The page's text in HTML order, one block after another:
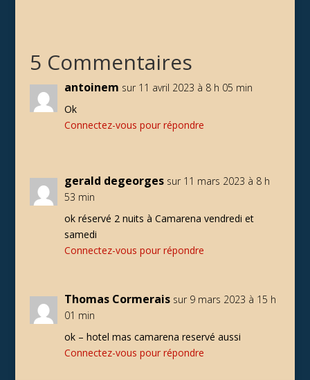
5 Commentaires
antoinem sur 11 avril 2023 à 8 h 05 min
Ok
Connectez-vous pour répondre
gerald degeorges sur 11 mars 2023 à 8 h
53 min
ok réservé 2 nuits à Camarena vendredi et
samedi
Connectez-vous pour répondre
Thomas Cormerais sur 9 mars 2023 à 15 h
01 min
ok – hotel mas camarena reservé aussi
Connectez-vous pour répondre